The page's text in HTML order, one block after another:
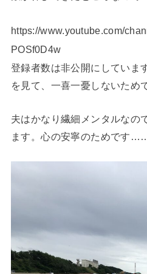
https://www.youtube.com/
POSf0D4w
登録者数は非公開にしていま
を見て、一喜一憂しないため
夫はかなり繊細メンタルなの
ます。心の安寧のためです